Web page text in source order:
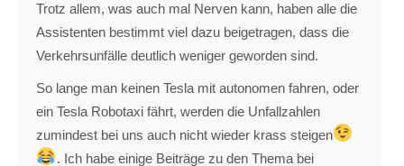
Trotz allem, was auch mal Nerven kann, haben alle die
Assistenten bestimmt viel dazu beigetragen, dass die
Verkehrsunfälle deutlich weniger geworden sind.
So lange man keinen Tesla mit autonomen fahren, oder
ein Tesla Robotaxi fährt, werden die Unfallzahlen
zumindest bei uns auch nicht wieder krass steigen
. Ich habe einige Beiträge zu den Thema bei